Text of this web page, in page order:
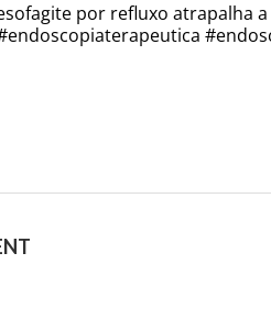
por refluxo atrapalha